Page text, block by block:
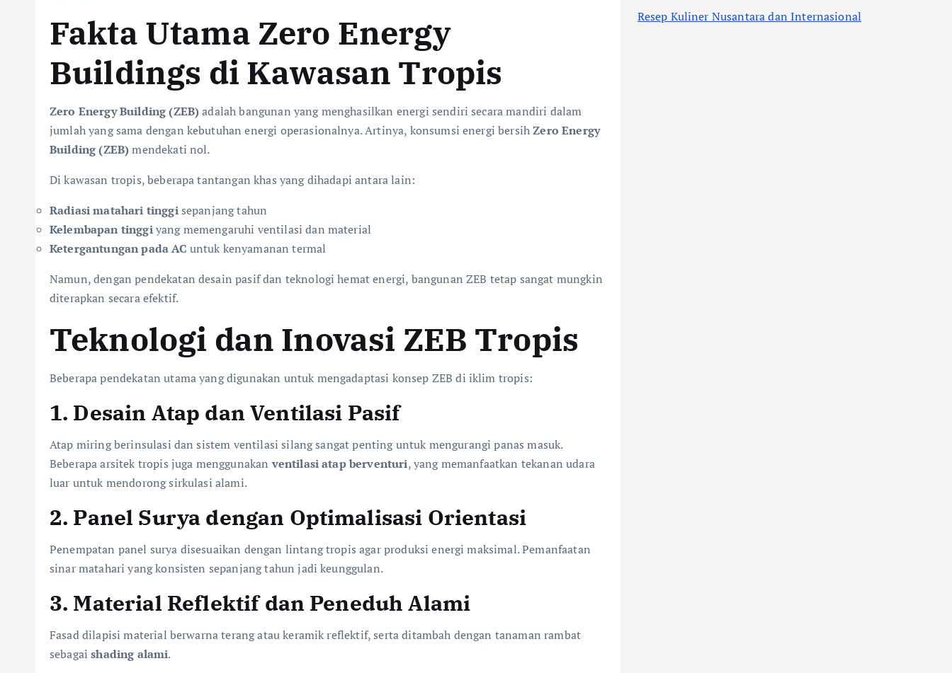
Fakta Utama Zero Energy
Buildings di Kawasan Tropis
Zero Energy Building (ZEB)adalah bangunan yang menghasilkan energi sendiri secara mandiri dalam
jumlah yang sama dengan kebutuhan energi operasionalnya. Artinya, konsumsi energi bersihZero Energy
Building (ZEB)mendekati nol.
Di kawasan tropis, beberapa tantangan khas yang dihadapi antara lain:
Radiasi matahari tinggisepanjang tahun
Kelembapan tinggiyang memengaruhi ventilasi dan material
Ketergantungan pada AC untuk kenyamanan termal
Namun, dengan pendekatan desain pasif dan teknologi hemat energi, bangunan ZEB tetap sangat mungkin
diterapkan secara efektif.
Teknologi dan Inovasi ZEB Tropis
Beberapa pendekatan utama yang digunakan untuk mengadaptasi konsep ZEB di iklim tropis:
1. Desain Atap dan Ventilasi Pasif
Atap miring berinsulasi dan sistem ventilasi silang sangat penting untuk mengurangi panas masuk.
Beberapa arsitek tropis juga menggunakanventilasi atap berventuri, yang memanfaatkan tekanan udara
luar untuk mendorong sirkulasi alami.
2. Panel Surya dengan Optimalisasi Orientasi
Penempatan panel surya disesuaikan dengan lintang tropis agar produksi energi maksimal. Pemanfaatan
sinar matahari yang konsisten sepanjang tahun jadi keunggulan.
3. Material Reflektif dan Peneduh Alami
Fasad dilapisi material berwarna terang atau keramik reflektif, serta ditambah dengan tanaman rambat
sebagaishading alami.
Resep Kuliner Nusantara dan Internasional